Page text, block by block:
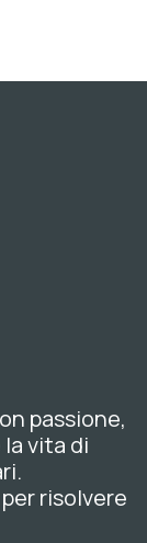
passione,
vita di
risolvere